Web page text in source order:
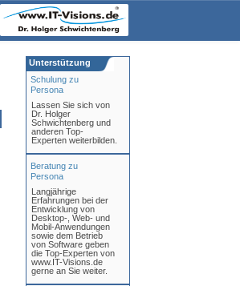
Schulung zu
Persona
Lassen Sie sich von
Dr. Holger
Schwichtenberg und
anderen Top-
Experten weiterbilden.
Beratung zu
Persona
Langjährige
Erfahrungen bei der
Entwicklung von
Desktop-, Web- und
Mobil-Anwendungen
sowie dem Betrieb
von Software geben
die Top-Experten von
www.IT-Visions.de
gerne an Sie weiter.
Unterstützung